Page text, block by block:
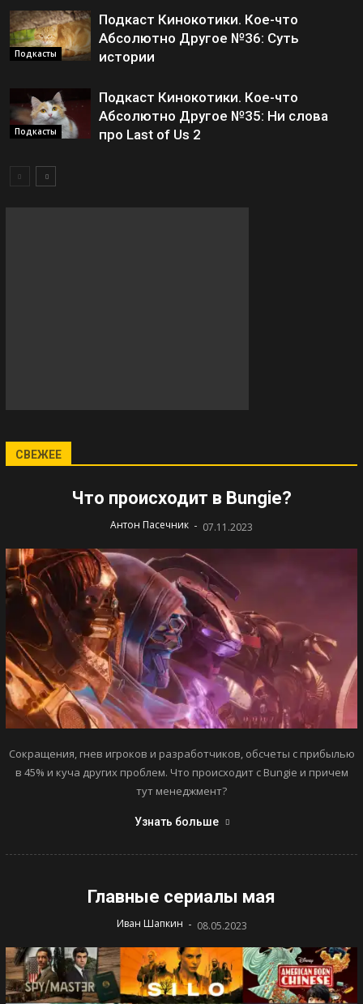
Подкасты
Подкаст Кинокотики. Кое-что
Абсолютно Другое №36: Суть
истории
Подкасты
Подкаст Кинокотики. Кое-что
Абсолютно Другое №35: Ни слова
про Last of Us 2
СВЕЖЕЕ
Что происходит в Bungie?
Антон Пасечник - 07.11.2023
Сокращения, гнев игроков и разработчиков, обсчеты с прибылью
в 45% и куча других проблем. Что происходит с Bungie и причем
тут менеджмент?
Узнать больше
Главные сериалы мая
Иван Шапкин - 08.05.2023